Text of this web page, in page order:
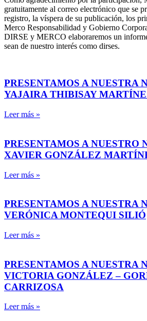
gratuitamente al correo electrónico que se
registro, la víspera de su publicación, los
Merco Responsabilidad y Gobierno
DIRSE y MERCO elaboraremos un
sean de nuestro interés como dirses.
PRESENTAMOS A NUESTRA
YAJAIRA THIBISAY
Leer más »
PRESENTAMOS A NUESTRO
XAVIER GONZÁLEZ
Leer más »
PRESENTAMOS A NUESTRA
VERÓNICA MONTEQUI SILIÓ
Leer más »
PRESENTAMOS A NUESTRA
VICTORIA GONZÁLEZ –
CARRIZOSA
Leer más »